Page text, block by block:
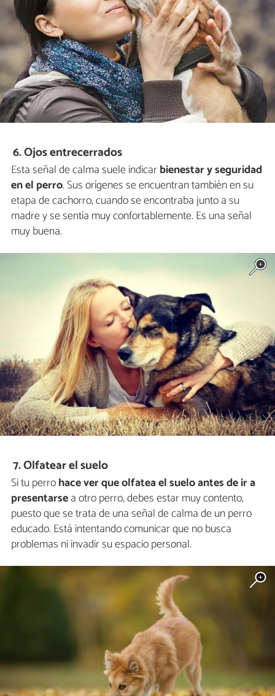
6. Ojos entrecerrados
Esta señal de calma suele indicarbienestar y seguridad
en el perro. Sus orígenes se encuentran también en su
etapa de cachorro, cuando se encontraba junto a su
madre y se sentía muy confortablemente. Es una señal
muy buena.
7. Olfatear el suelo
Si tu perrohace ver que olfatea el suelo antes de ira
presentarsea otro perro, debes estar muy contento,
puesto que se trata de una señal de calma de un perro
educado. Está intentando comunicar que no busca
problemas ni invadir su espacio personal.